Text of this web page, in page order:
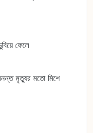
ফেলে
মৃত্যুর মতো মিশে